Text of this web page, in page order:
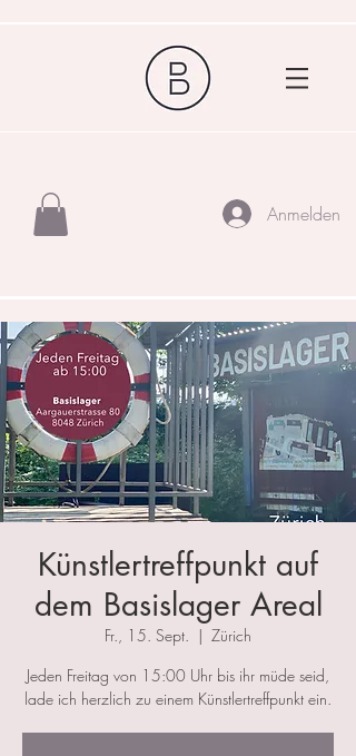
Anmelden
Künstlertreffpunkt auf
dem Basislager Areal
Fr., 15. Sept.
  |
Zürich
Jeden Freitag von 15:00 Uhr bis ihr müde seid,
lade ich herzlich zu einem Künstlertreffpunkt ein.